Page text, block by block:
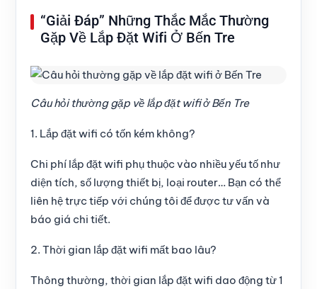
“Giải Đáp” Những Thắc Mắc Thường
Gặp Về Lắp Đặt Wifi Ở Bến Tre
Câu hỏi thường gặp về lắp đặt wifi ở Bến Tre
1. Lắp đặt wifi có tốn kém không?
Chi phí lắp đặt wifi phụ thuộc vào nhiều yếu tố như
diện tích, số lượng thiết bị, loại router… Bạn có thể
liên hệ trực tiếp với chúng tôi để được tư vấn và
báo giá chi tiết.
2. Thời gian lắp đặt wifi mất bao lâu?
Thông thường, thời gian lắp đặt wifi dao động từ 1